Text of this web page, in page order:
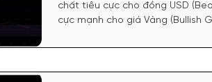
chất tiêu cực cho đồng USD
cực mạnh cho giá Vàng (Bullish
đạt 0.2% (thấp hơn dự báo